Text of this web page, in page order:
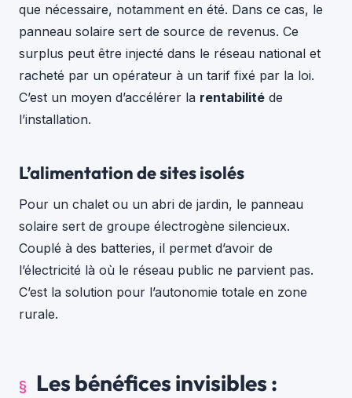
que nécessaire, notamment en été. Dans ce cas, le
panneau solaire sert de source de revenus. Ce
surplus peut être injecté dans le réseau national et
racheté par un opérateur à un tarif fixé par la loi.
C’est un moyen d’accélérer la rentabilité de
l’installation.
L’alimentation de sites isolés
Pour un chalet ou un abri de jardin, le panneau
solaire sert de groupe électrogène silencieux.
Couplé à des batteries, il permet d’avoir de
l’électricité là où le réseau public ne parvient pas.
C’est la solution pour l’autonomie totale en zone
rurale.
Les bénéfices invisibles :